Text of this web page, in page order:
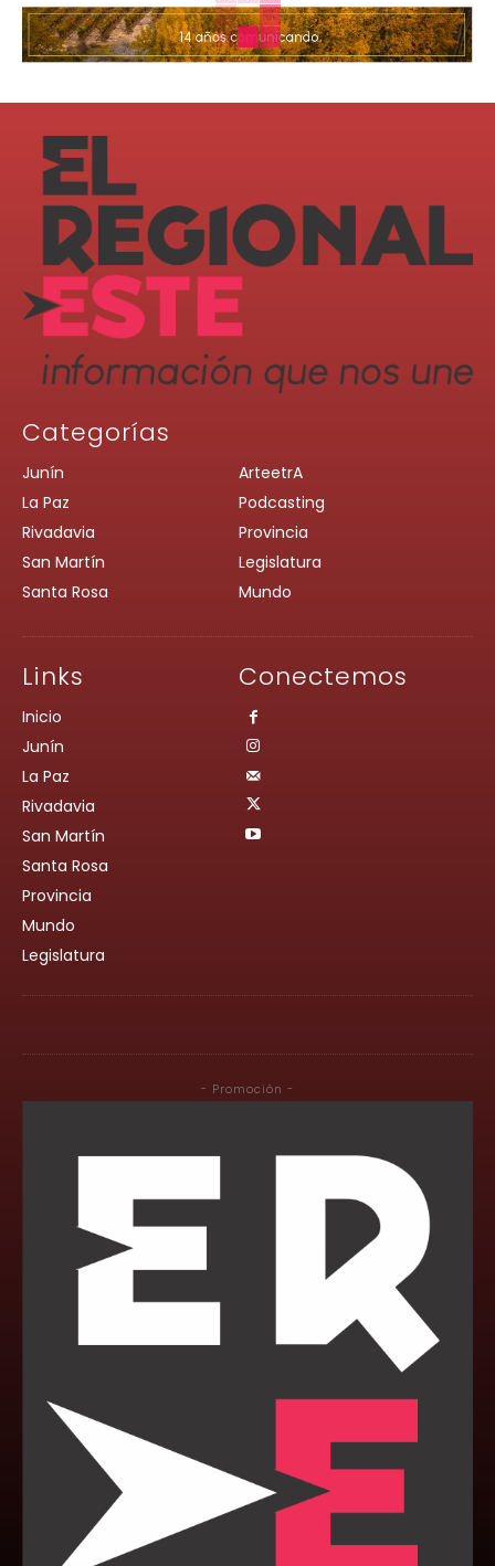
Categorías
Junín
La Paz
Rivadavia
San Martín
Santa Rosa
ArteetrA
Podcasting
Provincia
Legislatura
Mundo
Links
Inicio
Junín
La Paz
Rivadavia
San Martín
Santa Rosa
Provincia
Mundo
Legislatura
Conectemos
- Promoción -